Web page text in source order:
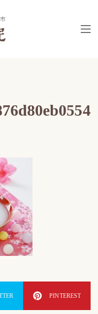
PINTEREST